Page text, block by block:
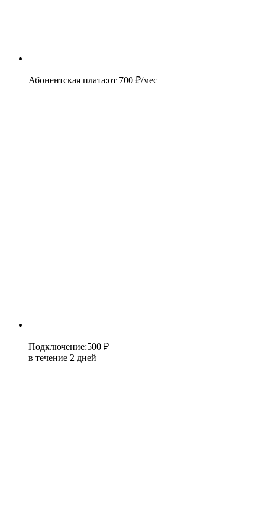
Абонентская плата:от 700 ₽/мес
Подключение:500 ₽
в течение 2 дней